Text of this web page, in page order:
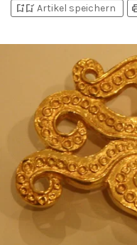
bookmark_addbookmark_added Artikel speichern